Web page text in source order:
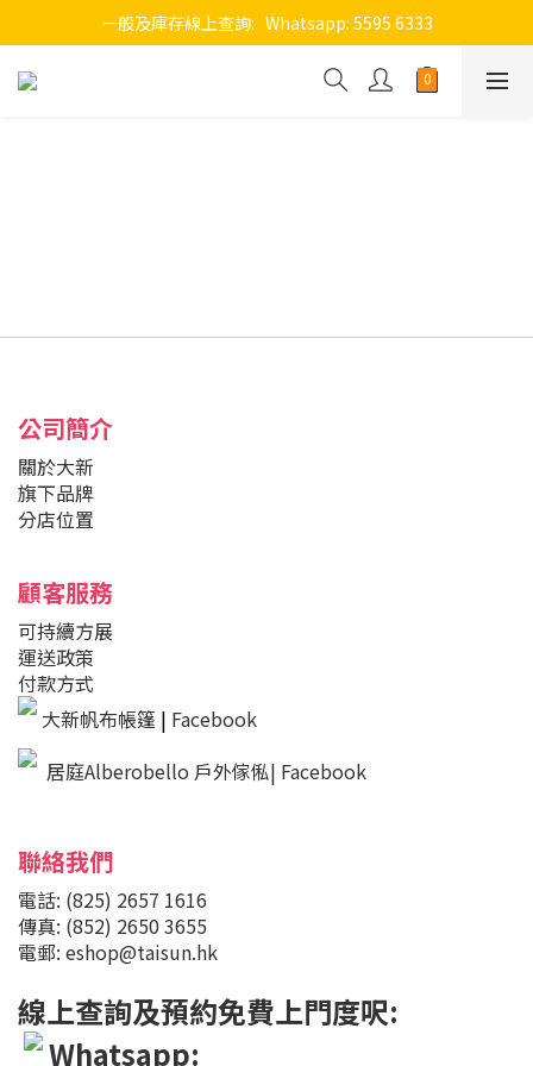
一般及庫存線上查詢:   Whatsapp: 5595 6333
公司簡介
關於大新
旗下品牌
分店位置
顧客服務
可持續方展
運送政策
付款方式
大新帆布帳篷 | Facebook
居庭Alberobello 戶外傢俬| Facebook
聯絡我們
電話: (825) 2657 1616
傳真: (852) 2650 3655
電郵: eshop@taisun.hk
線上查詢及預約免費上門度呎:
Whatsapp: